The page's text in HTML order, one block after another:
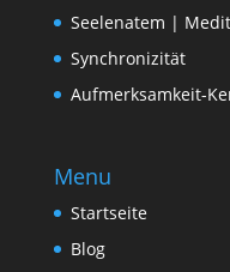
Seelenatem |
Synchronizität
Aufmerksamkeit-
Menu
Startseite
Blog